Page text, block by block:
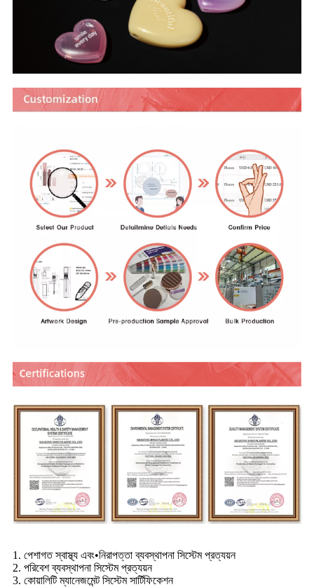
1. পেশাগত স্বাস্থ্য এবং•নিরাপত্তা ব্যবস্থাপনা সিস্টেম প্রত্যয়ন
2. পরিবেশ ব্যবস্থাপনা সিস্টেম প্রত্যয়ন
3. কোয়ালিটি ম্যানেজমেন্ট সিস্টেম সার্টিফিকেশন